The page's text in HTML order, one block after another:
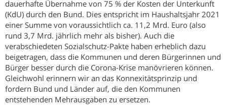
dauerhafte Übernahme von 75 % der Kosten der Unterkunft
(KdU) durch den Bund. Dies entspricht im Haushaltsjahr 2021
einer Summe von voraussichtlich ca. 11,2 Mrd. Euro (also
rund 3,7 Mrd. jährlich mehr als bisher). Auch die
verabschiedeten Sozialschutz-Pakte haben erheblich dazu
beigetragen, dass die Kommunen und deren Bürgerinnen und
Bürger besser durch die Corona-Krise manövrieren können.
Gleichwohl erinnern wir an das Konnexitätsprinzip und
fordern Bund und Länder auf, die den Kommunen
entstehenden Mehrausgaben zu ersetzen.